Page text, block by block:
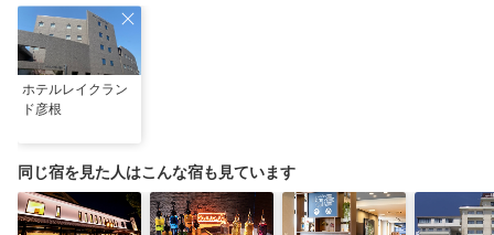
ホテルレイクラン
ド彦根
同じ宿を見た人はこんな宿も見ています